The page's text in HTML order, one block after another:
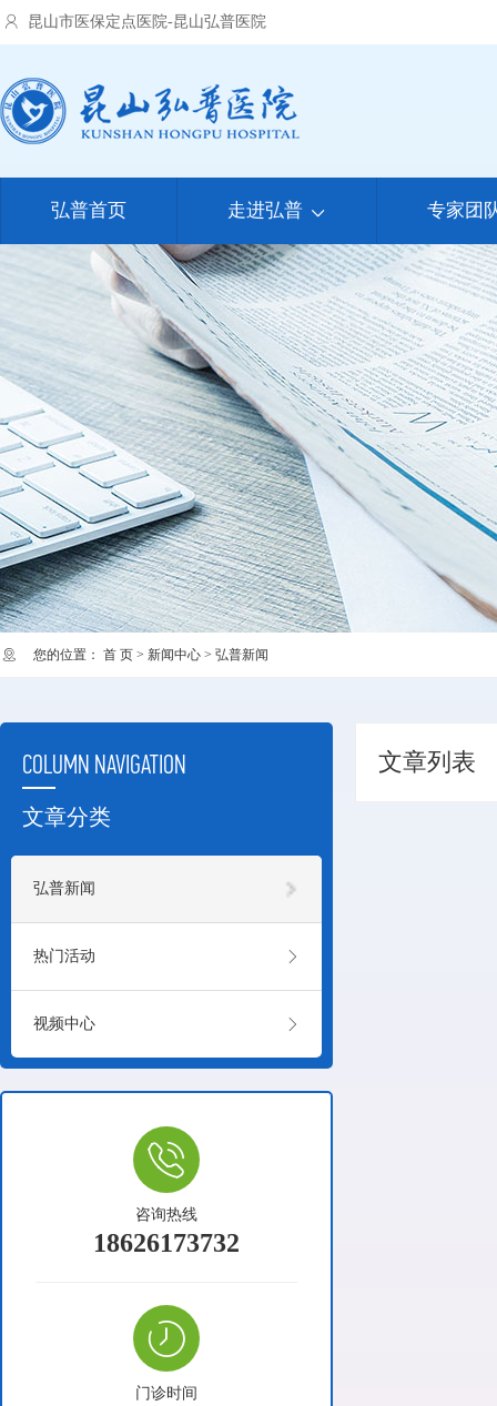
昆山市医保定点医院-昆山弘普医院
弘普首页 走进弘普  专家团
您的位置： 首 页 > 新闻中心 > 弘普新闻
文章列表
COLUMN NAVIGATION
文章分类
弘普新闻 
热门活动 
视频中心 
咨询热线
18626173732
门诊时间